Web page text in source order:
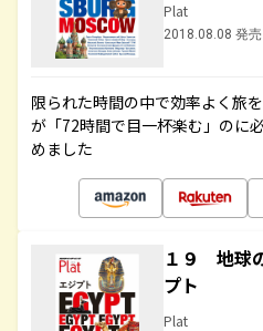
Plat
2018.08.08 発売
限られた時間の中で効率よく旅
が「72時間で目一杯楽む」のに
めました
１９ 地球
プト
Plat